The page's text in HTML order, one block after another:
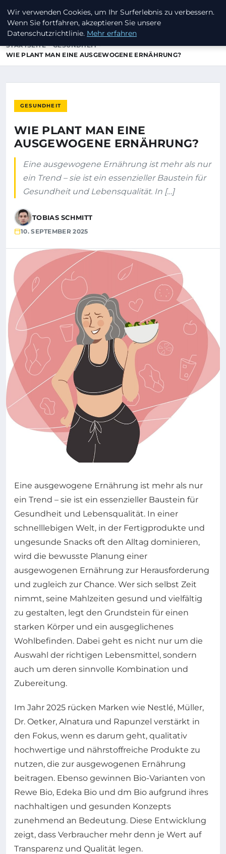
INVESTORENKAPITAL24
STARTSEITE
GESUNDHEIT
WIE PLANT MAN EINE AUSGEWOGENE ERNÄHRUNG?
GESUNDHEIT
WIE PLANT MAN EINE
AUSGEWOGENE ERNÄHRUNG?
Eine ausgewogene Ernährung ist mehr als nur
ein Trend – sie ist ein essenzieller Baustein für
Gesundheit und Lebensqualität. In […]
TOBIAS SCHMITT
10. SEPTEMBER 2025
Eine ausgewogene Ernährung ist mehr als nur
ein Trend – sie ist ein essenzieller Baustein für
Gesundheit und Lebensqualität. In einer
schnelllebigen Welt, in der Fertigprodukte und
ungesunde Snacks oft den Alltag dominieren,
wird die bewusste Planung einer
ausgewogenen Ernährung zur Herausforderung
und zugleich zur Chance. Wer sich selbst Zeit
nimmt, seine Mahlzeiten gesund und vielfältig
zu gestalten, legt den Grundstein für einen
starken Körper und ein ausgeglichenes
Wohlbefinden. Dabei geht es nicht nur um die
Auswahl der richtigen Lebensmittel, sondern
auch um deren sinnvolle Kombination und
Zubereitung.
Im Jahr 2025 rücken Marken wie Nestlé, Müller,
Dr. Oetker, Alnatura und Rapunzel verstärkt in
den Fokus, wenn es darum geht, qualitativ
hochwertige und nährstoffreiche Produkte zu
nutzen, die zur ausgewogenen Ernährung
beitragen. Ebenso gewinnen Bio-Varianten von
Rewe Bio, Edeka Bio und dm Bio aufgrund ihres
nachhaltigen und gesunden Konzepts
zunehmend an Bedeutung. Diese Entwicklung
zeigt, dass Verbraucher mehr denn je Wert auf
Transparenz und Qualität legen.
Wir verwenden Cookies, um Ihr Surferlebnis zu verbessern.
Wenn Sie fortfahren, akzeptieren Sie unsere
Datenschutzrichtlinie. Mehr erfahren